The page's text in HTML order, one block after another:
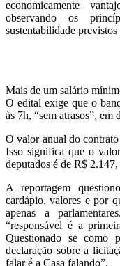
economicamente
observando os
sustentabilidade
Mais de um salário
O edital exige que o
às 7h, “sem atrasos”, em
O valor anual do
Isso significa que o
deputados é de R$
A reportagem
cardápio, valores e por
apenas a
“responsável é a
Questionado se como
declaração sobre a
falar é a Casa falando”.